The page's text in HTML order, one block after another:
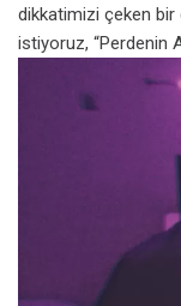
dikkatimizi çeken bir
istiyoruz, “Perdenin